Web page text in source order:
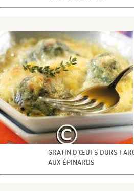
GRATIN D’ŒUFS DURS
AUX ÉPINARDS